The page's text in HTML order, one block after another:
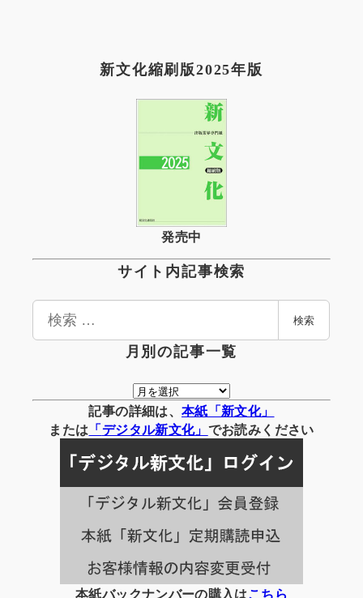
新文化縮刷版2025年版
発売中
サイト内記事検索
検
検索
月別の記事一覧
月
別
の
事
一
覧
記事の詳細は、 本紙「新文化」
または 「デジタル新文化」 でお読みください
本紙バックナンバーの購入はこちら